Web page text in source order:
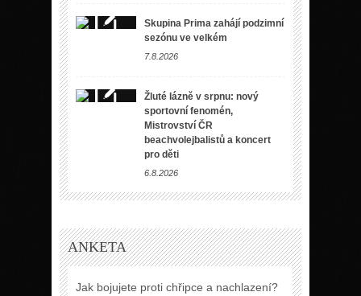
Skupina Prima zahájí podzimní
sezónu ve velkém
7.8.2026
Žluté lázně v srpnu: nový
sportovní fenomén,
Mistrovství ČR
beachvolejbalistů a koncert
pro děti
6.8.2026
ANKETA
Jak bojujete proti chřipce a nachlazení?